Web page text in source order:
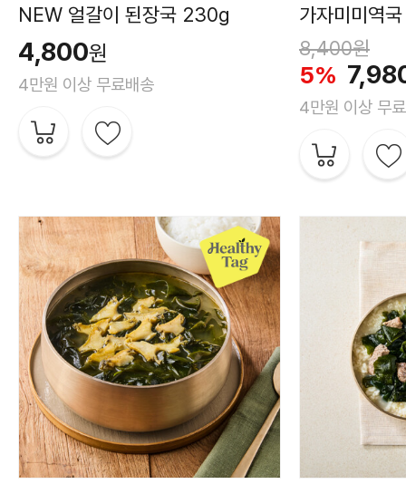
NEW 얼갈이 된장국 230g
4,800원
4만원 이상 무료배송
가자미미역
8,400원
5%
4만원 이상 무